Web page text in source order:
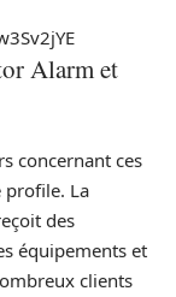
Alarm et
concernant ces
profile. La
des
équipements et
clients